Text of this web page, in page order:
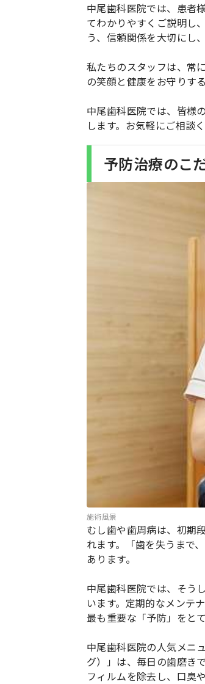
中尾歯科医院では、患者
てわかりやすくご説明し
う、信頼関係を大切にし
私たちのスタッフは、常
の笑顔と健康をお守りす
中尾歯科医院では、皆様
します。お気軽にご相談
予防治療のこ
施術風景
むし歯や歯周病は、初期
れます。「歯を失うまで
あります。
中尾歯科医院では、そう
います。定期的なメンテ
最も重要な「予防」をと
中尾歯科医院の人気メニ
グ）」は、毎日の歯磨き
フィルムを除去し、口臭